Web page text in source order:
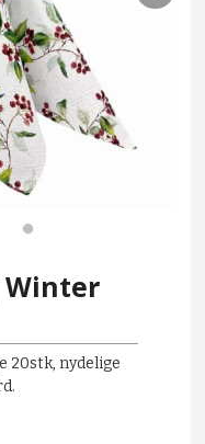
Winter
20stk, nydelige